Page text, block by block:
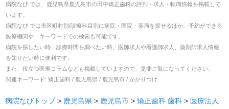
病院なび では、 鹿児島県鹿児島市の田中矯正歯科の評判・求人・転職情報を掲載して
います。
病院なび では市区町村別/診療科目別に病院・医院・薬局を探せるほか、予約ができる
医療機関や、キーワードでの検索も可能です。
病院を探したい時、診療時間を調べたい時、医師求人や看護師求人、薬剤師求人情報
を知りたい時に便利です。
また、役立つ医療コラムなども掲載していますので、是非ご覧になってください。
関連キーワード: 矯正歯科 / 鹿児島県 / 鹿児島市 / かかりつけ
病院なびトップ > 鹿児島県 > 鹿児島市 > 矯正歯科 歯科 > 医療法人